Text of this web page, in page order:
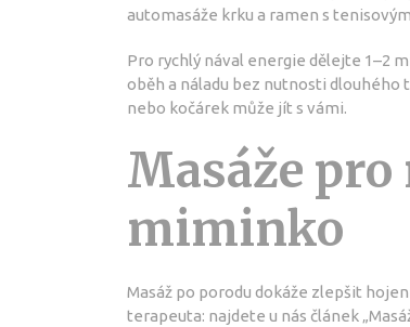
automasáže krku a ramen s
Pro rychlý nával energie dělejte 1–2
oběh a náladu bez nutnosti
nebo kočárek může jít s vámi.
Masáže
miminko
Masáž po porodu dokáže zlepšit
terapeuta: najdete u nás článek